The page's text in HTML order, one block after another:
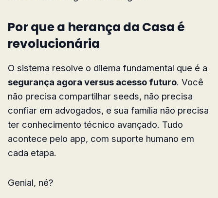
Por que a herança da Casa é
revolucionária
O sistema resolve o dilema fundamental que é a
segurança agora versus acesso futuro. Você
não precisa compartilhar seeds, não precisa
confiar em advogados, e sua família não precisa
ter conhecimento técnico avançado. Tudo
acontece pelo app, com suporte humano em
cada etapa.
Genial, né?